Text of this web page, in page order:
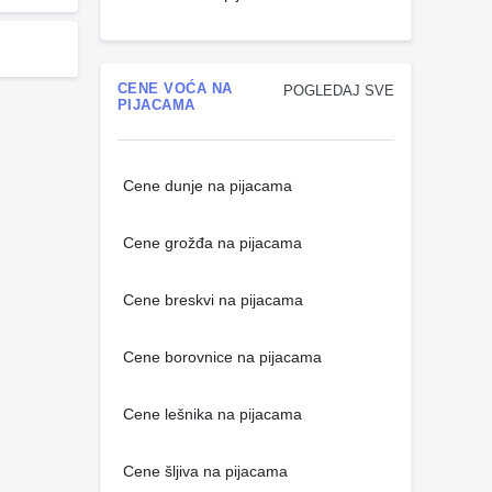
POGLEDAJ SVE
CENE VOĆA NA
PIJACAMA
Cene dunje na pijacama
Cene grožđa na pijacama
Cene breskvi na pijacama
Cene borovnice na pijacama
Cene lešnika na pijacama
Cene šljiva na pijacama